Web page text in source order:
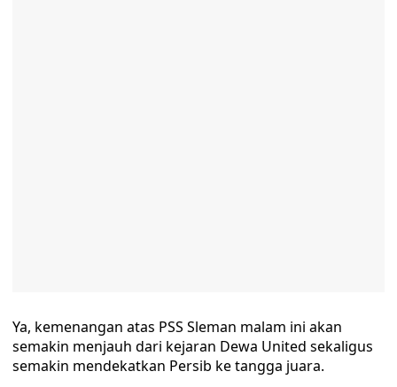
Ya, kemenangan atas PSS Sleman malam ini akan
semakin menjauh dari kejaran Dewa United sekaligus
semakin mendekatkan Persib ke tangga juara.